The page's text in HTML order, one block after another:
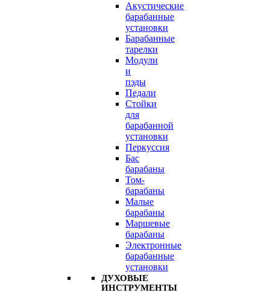
Акустические
барабанные
установки
Барабанные
тарелки
Модули
и
пэды
Педали
Стойки
для
барабанной
установки
Перкуссия
Бас
барабаны
Том-
барабаны
Малые
барабаны
Маршевые
барабаны
Электронные
барабанные
установки
ДУХОВЫЕ
ИНСТРУМЕНТЫ